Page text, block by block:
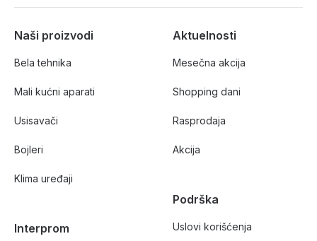
Naši proizvodi
Bela tehnika
Mali kućni aparati
Usisavači
Bojleri
Klima uređaji
Interprom
Aktuelnosti
Mesečna akcija
Shopping dani
Rasprodaja
Akcija
Podrška
Uslovi korišćenja